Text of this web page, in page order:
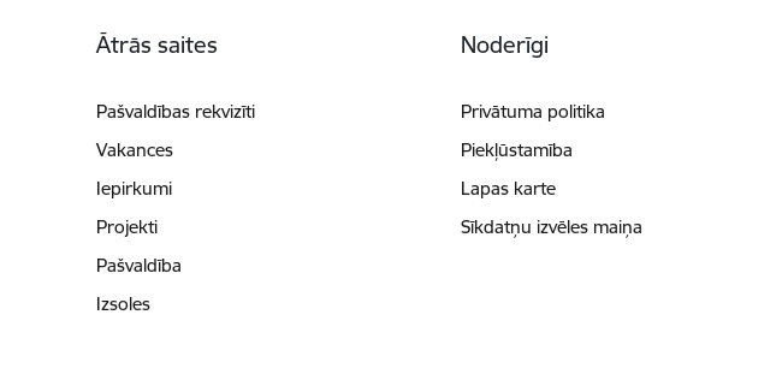
Ātrās saites
Pašvaldības rekvizīti
Vakances
Iepirkumi
Projekti
Pašvaldība
Izsoles
Noderīgi
Privātuma politika
Piekļūstamība
Lapas karte
Sīkdatņu izvēles maiņa